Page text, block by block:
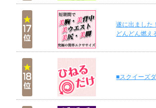
遂に出ました
どんどん燃え
■スクイーズ